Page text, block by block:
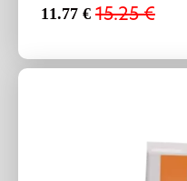
15.25€
Original
15.25 €.
11.77 €
Η
είναι: